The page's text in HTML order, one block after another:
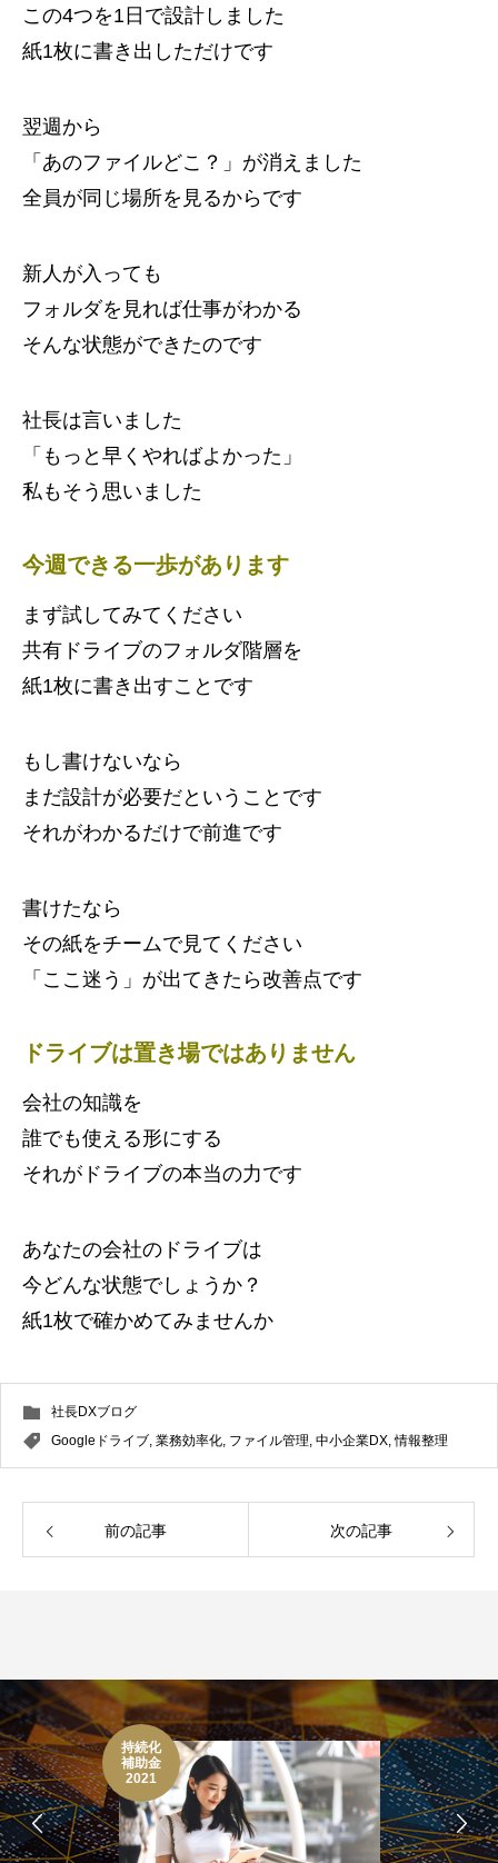
この4つを1日で設計しました
紙1枚に書き出しただけです
翌週から
「あのファイルどこ？」が消えました
全員が同じ場所を見るからです
新人が入っても
フォルダを見れば仕事がわかる
そんな状態ができたのです
社長は言いました
「もっと早くやればよかった」
私もそう思いました
今週できる一歩があります
まず試してみてください
共有ドライブのフォルダ階層を
紙1枚に書き出すことです
もし書けないなら
まだ設計が必要だということです
それがわかるだけで前進です
書けたなら
その紙をチームで見てください
「ここ迷う」が出てきたら改善点です
ドライブは置き場ではありません
会社の知識を
誰でも使える形にする
それがドライブの本当の力です
あなたの会社のドライブは
今どんな状態でしょうか？
紙1枚で確かめてみませんか
社長DXブログ
Googleドライブ, 業務効率化, ファイル管理, 中小企業DX,情報整理
前の記事 次の記事
持続化
補助金
2021